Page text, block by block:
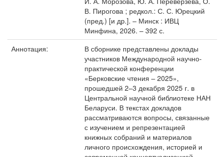
В. Пирогова ; редкол.: С. С. Юрецкий
(пред.) [и др.]. – Минск : ИВЦ
Минфина, 2026. – 392 с.
Аннотация:
В сборнике представлены доклады
участников Международной научно-
практической конференции
«Берковские чтения – 2025»,
прошедшей 2–3 декабря 2025 г. в
Центральной научной библиотеке НАН
Беларуси. В текстах докладов
рассматриваются вопросы, связанные
с изучением и репрезентацией
книжных собраний и материалов
личного происхождения, историей и